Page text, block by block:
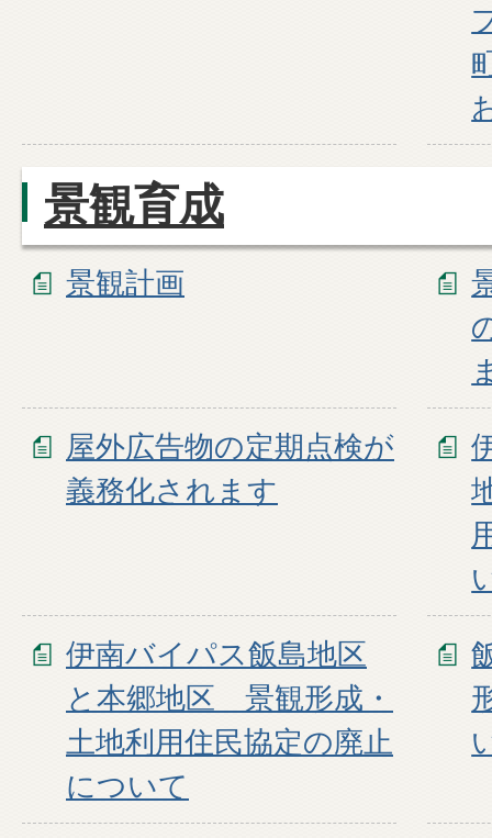
景観育成
景観計画
屋外広告物の定期点検が
義務化されます
伊南バイパス飯島地区
と本郷地区 景観形成・
土地利用住民協定の廃止
について